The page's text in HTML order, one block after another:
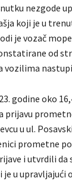
nezgode
koji je u
je vozač
od
vozilima
godine oko
prijavu
u ul.
prometne
i utvrdili da
je u